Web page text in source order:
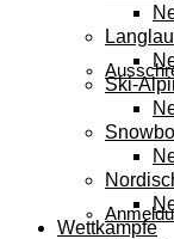
Ski-
Wettkämpfe